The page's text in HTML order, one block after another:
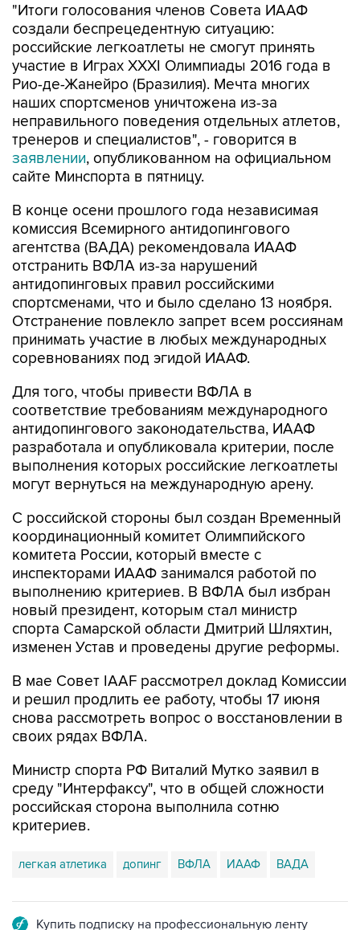
"Итоги голосования членов Совета ИААФ
создали беспрецедентную ситуацию:
российские легкоатлеты не смогут принять
участие в Играх XXXI Олимпиады 2016 года в
Рио-де-Жанейро (Бразилия). Мечта многих
наших спортсменов уничтожена из-за
неправильного поведения отдельных атлетов,
тренеров и специалистов", - говорится в
заявлении, опубликованном на официальном
сайте Минспорта в пятницу.
В конце осени прошлого года независимая
комиссия Всемирного антидопингового
агентства (ВАДА) рекомендовала ИААФ
отстранить ВФЛА из-за нарушений
антидопинговых правил российскими
спортсменами, что и было сделано 13 ноября.
Отстранение повлекло запрет всем россиянам
принимать участие в любых международных
соревнованиях под эгидой ИААФ.
Для того, чтобы привести ВФЛА в
соответствие требованиям международного
антидопингового законодательства, ИААФ
разработала и опубликовала критерии, после
выполнения которых российские легкоатлеты
могут вернуться на международную арену.
С российской стороны был создан Временный
координационный комитет Олимпийского
комитета России, который вместе с
инспекторами ИААФ занимался работой по
выполнению критериев. В ВФЛА был избран
новый президент, которым стал министр
спорта Самарской области Дмитрий Шляхтин,
изменен Устав и проведены другие реформы.
В мае Совет IAAF рассмотрел доклад Комиссии
и решил продлить ее работу, чтобы 17 июня
снова рассмотреть вопрос о восстановлении в
своих рядах ВФЛА.
Министр спорта РФ Виталий Мутко заявил в
среду "Интерфаксу", что в общей сложности
российская сторона выполнила сотню
критериев.
легкая атлетика допинг ВФЛА ИААФ ВАДА
Купить подписку на профессиональную ленту